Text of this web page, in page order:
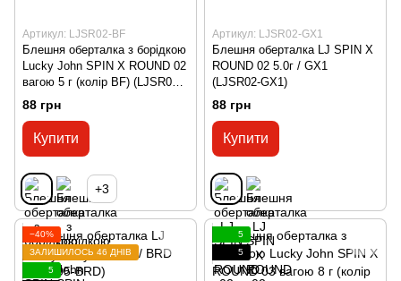
Артикул: LJSR02-BF
Блешня оберталка з борідкою
Lucky John SPIN X ROUND 02
вагою 5 г (колір BF) (LJSR02-
BF)
88 грн
Купити
+3
Артикул: LJSR02-GX1
Блешня оберталка LJ SPIN X
ROUND 02 5.0г / GX1
(LJSR02-GX1)
88 грн
Купити
−40%
ЗАЛИШИЛОСЬ 46 ДНІВ
5
5
5